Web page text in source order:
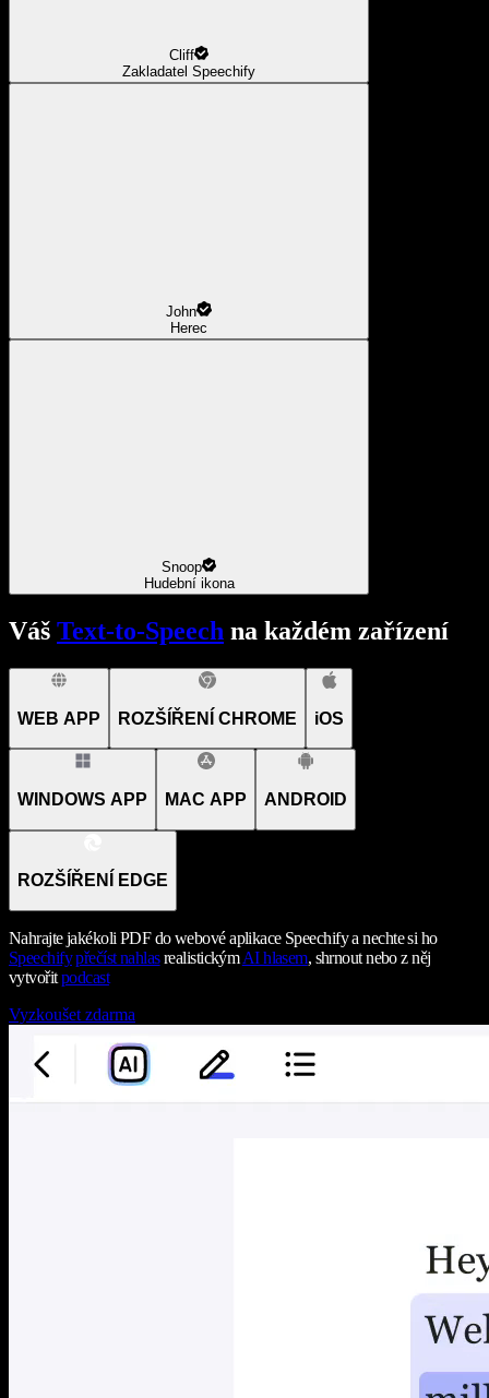
Cliff
Zakladatel Speechify
John
Herec
Snoop
Hudební ikona
Váš Text-to-Speech na každém zařízení
WEB APP ROZŠÍŘENÍ CHROME iOS
WINDOWS APP MAC APP ANDROID
ROZŠÍŘENÍ EDGE
Nahrajte jakékoli PDF do webové aplikace Speechify a nechte si ho
Speechify přečíst nahlasrealistickýmAI hlasem, shrnout nebo z něj
vytvořitpodcast
Vyzkoušet zdarma